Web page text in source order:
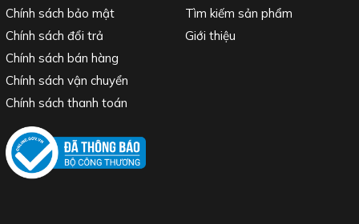
Chính sách bảo mật
Chính sách đổi trả
Chính sách bán hàng
Chính sách vận chuyển
Chính sách thanh toán
Tìm kiếm sản phẩm
Giới thiệu